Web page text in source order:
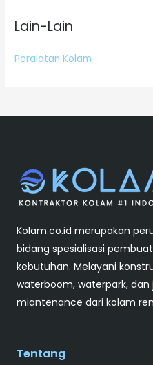
Lain-Lain
Peralatan Kolam
Kolam.co.id merupakan
bidang spesialisasi
kebutuhan. Melayani
waterboom, waterpark,
miantenance dari kolam
Tentang